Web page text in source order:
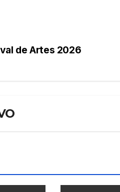
de Artes 2026